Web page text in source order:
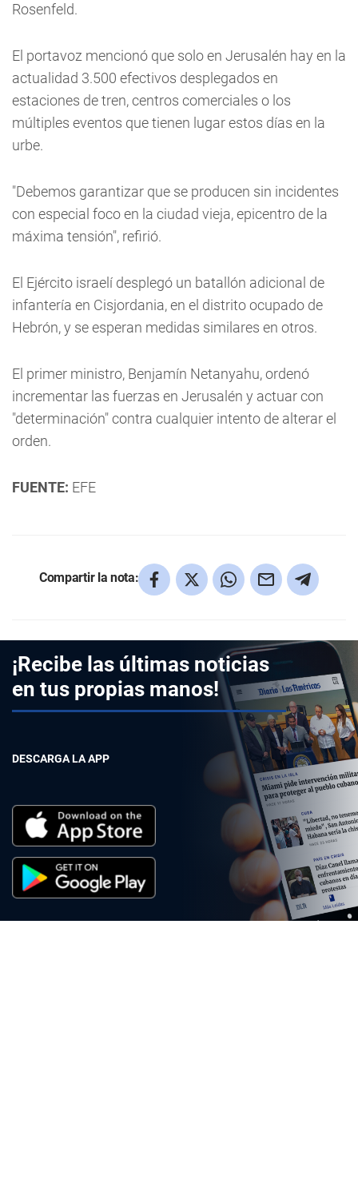
Rosenfeld.
El portavoz mencionó que solo en Jerusalén hay en la
actualidad 3.500 efectivos desplegados en
estaciones de tren, centros comerciales o los
múltiples eventos que tienen lugar estos días en la
urbe.
"Debemos garantizar que se producen sin incidentes
con especial foco en la ciudad vieja, epicentro de la
máxima tensión", refirió.
El Ejército israelí desplegó un batallón adicional de
infantería en Cisjordania, en el distrito ocupado de
Hebrón, y se esperan medidas similares en otros.
El primer ministro, Benjamín Netanyahu, ordenó
incrementar las fuerzas en Jerusalén y actuar con
"determinación" contra cualquier intento de alterar el
orden.
FUENTE: EFE
Compartir la nota:
¡Recibe las últimas noticias
en tus propias manos!
DESCARGA LA APP